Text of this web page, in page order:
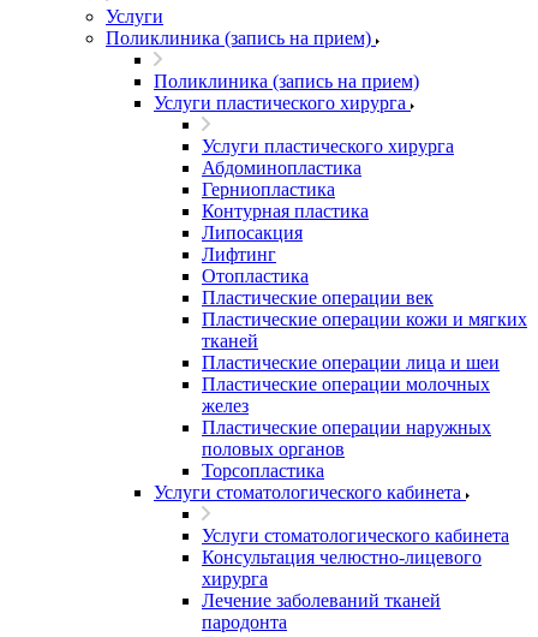
Услуги
Поликлиника (запись на прием)
Поликлиника (запись на прием)
Услуги пластического хирурга
Услуги пластического хирурга
Абдоминопластика
Герниопластика
Контурная пластика
Липосакция
Лифтинг
Отопластика
Пластические операции век
Пластические операции кожи и мягких
тканей
Пластические операции лица и шеи
Пластические операции молочных
желез
Пластические операции наружных
половых органов
Торсопластика
Услуги стоматологического кабинета
Услуги стоматологического кабинета
Консультация челюстно-лицевого
хирурга
Лечение заболеваний тканей
пародонта